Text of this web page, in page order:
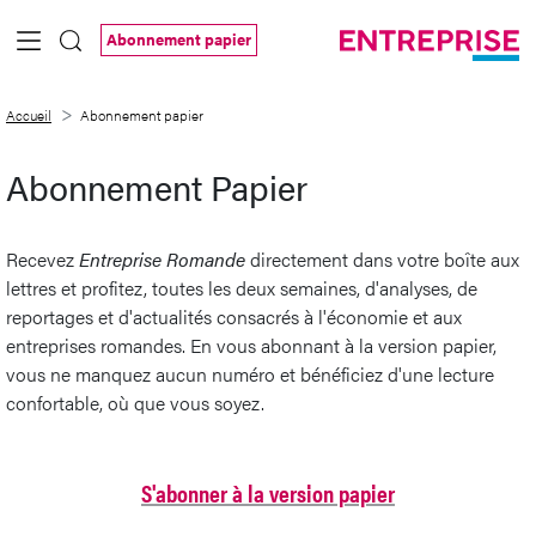
Saut au contenu principal
Abonnement papier
Accueil Abonnement papier
Abonnement Papier
RecevezEntreprise Romandedirectement dans votre boîte aux
lettres et profitez, toutes les deux semaines, d'analyses, de
reportages et d'actualités consacrés à l'économie et aux
entreprises romandes. En vous abonnant à la version papier,
vous ne manquez aucun numéro et bénéficiez d'une lecture
confortable, où que vous soyez.
S'abonner à la version papier